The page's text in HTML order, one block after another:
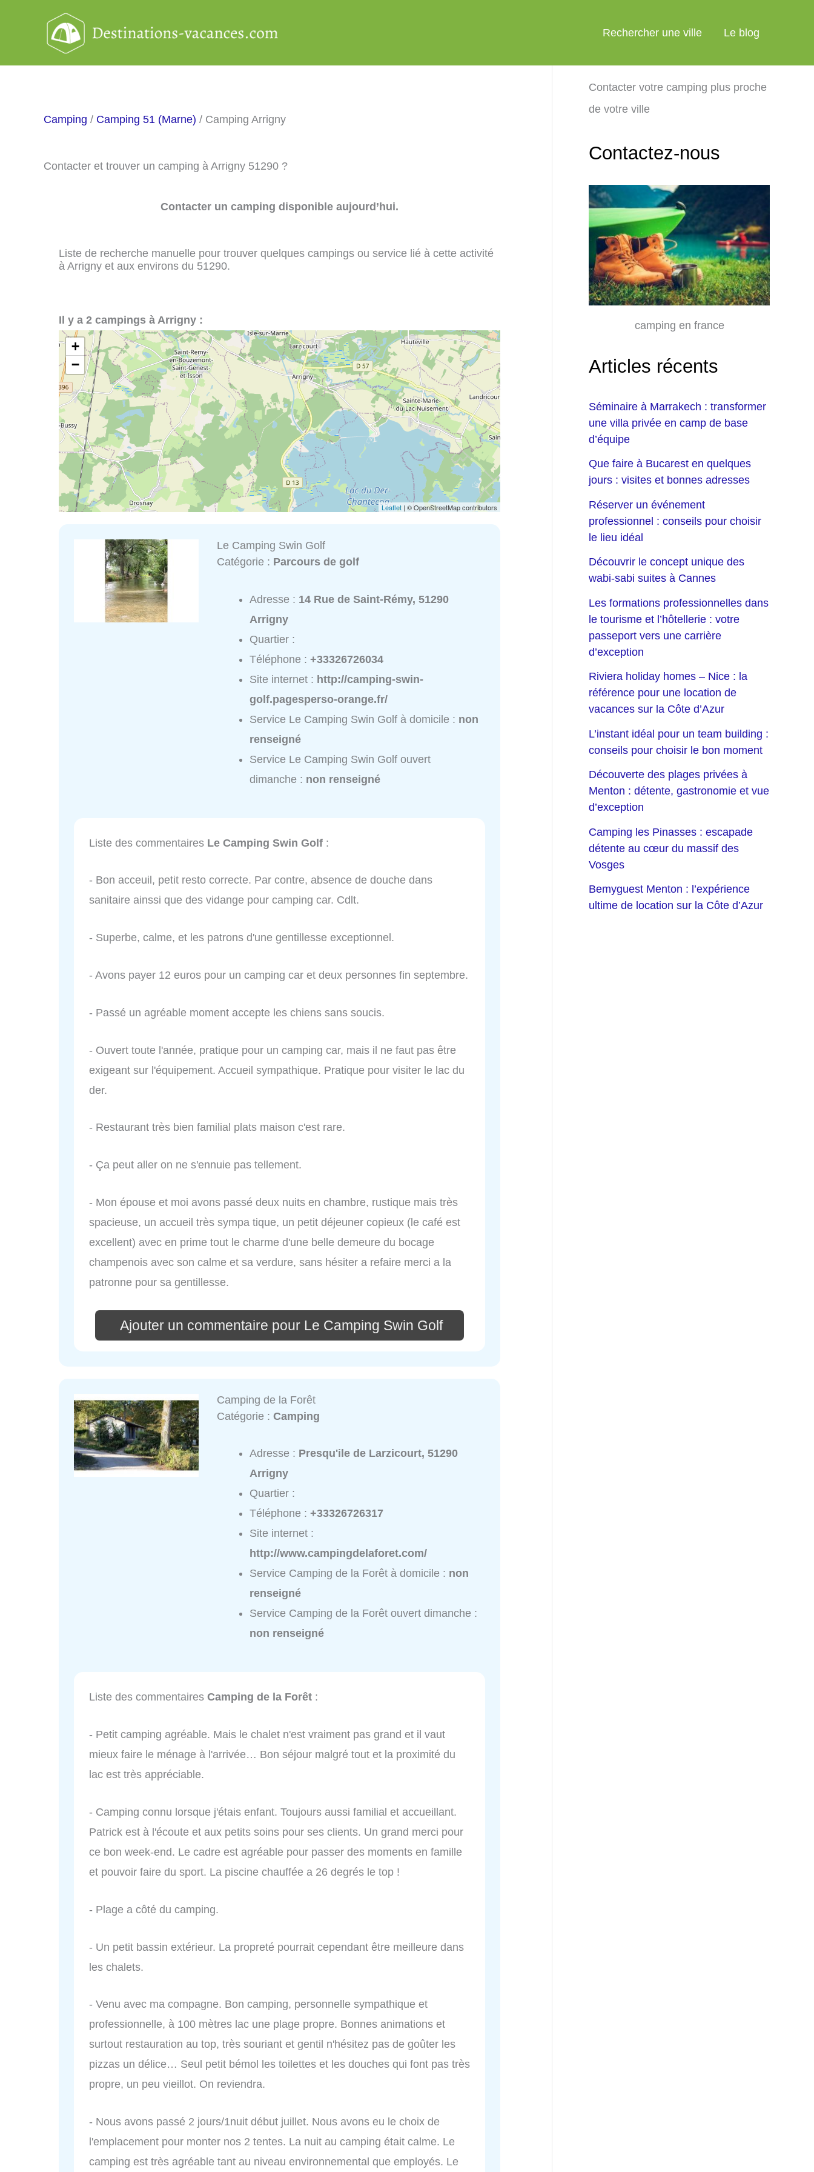
Rechercher une ville Le blog
Camping / Camping 51 (Marne) / Camping Arrigny
Contacter et trouver un camping à Arrigny 51290 ?
Contacter un camping disponible aujourd’hui.
Liste de recherche manuelle pour trouver quelques campings ou service lié à cette activité
à Arrigny et aux environs du 51290.
Il y a 2 campings à Arrigny :
+
−
Leaflet | © OpenStreetMap contributors
Le Camping Swin Golf
Catégorie : Parcours de golf
Adresse : 14 Rue de Saint-Rémy, 51290
Arrigny
Quartier :
Téléphone :+33326726034
Site internet : http://camping-swin-
golf.pagesperso-orange.fr/
Service Le Camping Swin Golf à domicile : non
renseigné
Service Le Camping Swin Golf ouvert
dimanche : non renseigné
Liste des commentaires Le Camping Swin Golf :
- Bon acceuil, petit resto correcte. Par contre, absence de douche dans
sanitaire ainssi que des vidange pour camping car. Cdlt.
- Superbe, calme, et les patrons d'une gentillesse exceptionnel.
- Avons payer 12 euros pour un camping car et deux personnes fin septembre.
- Passé un agréable moment accepte les chiens sans soucis.
- Ouvert toute l'année, pratique pour un camping car, mais il ne faut pas être
exigeant sur l'équipement. Accueil sympathique. Pratique pour visiter le lac du
der.
- Restaurant très bien familial plats maison c'est rare.
- Ça peut aller on ne s'ennuie pas tellement.
- Mon épouse et moi avons passé deux nuits en chambre, rustique mais très
spacieuse, un accueil très sympa tique, un petit déjeuner copieux (le café est
excellent) avec en prime tout le charme d'une belle demeure du bocage
champenois avec son calme et sa verdure, sans hésiter a refaire merci a la
patronne pour sa gentillesse.
Ajouter un commentaire pour Le Camping Swin Golf
Camping de la Forêt
Catégorie :Camping
Adresse : Presqu'ile de Larzicourt, 51290
Arrigny
Quartier :
Téléphone :+33326726317
Site internet :
http://www.campingdelaforet.com/
Service Camping de la Forêt à domicile : non
renseigné
Service Camping de la Forêt ouvert dimanche :
non renseigné
Liste des commentaires Camping de la Forêt :
- Petit camping agréable. Mais le chalet n'est vraiment pas grand et il vaut
mieux faire le ménage à l'arrivée… Bon séjour malgré tout et la proximité du
lac est très appréciable.
- Camping connu lorsque j'étais enfant. Toujours aussi familial et accueillant.
Patrick est à l'écoute et aux petits soins pour ses clients. Un grand merci pour
ce bon week-end. Le cadre est agréable pour passer des moments en famille
et pouvoir faire du sport. La piscine chauffée a 26 degrés le top !
- Plage a côté du camping.
- Un petit bassin extérieur. La propreté pourrait cependant être meilleure dans
les chalets.
- Venu avec ma compagne. Bon camping, personnelle sympathique et
professionnelle, à 100 mètres lac une plage propre. Bonnes animations et
surtout restauration au top, très souriant et gentil n'hésitez pas de goûter les
pizzas un délice… Seul petit bémol les toilettes et les douches qui font pas très
propre, un peu vieillot. On reviendra.
- Nous avons passé 2 jours/1nuit début juillet. Nous avons eu le choix de
l'emplacement pour monter nos 2 tentes. La nuit au camping était calme. Le
camping est très agréable tant au niveau environnemental que employés. Le
Contacter votre camping plus proche
de votre ville
Contactez-nous
camping en france
Articles récents
Séminaire à Marrakech : transformer
une villa privée en camp de base
d’équipe
Que faire à Bucarest en quelques
jours : visites et bonnes adresses
Réserver un événement
professionnel : conseils pour choisir
le lieu idéal
Découvrir le concept unique des
wabi-sabi suites à Cannes
Les formations professionnelles dans
le tourisme et l’hôtellerie : votre
passeport vers une carrière
d’exception
Riviera holiday homes – Nice : la
référence pour une location de
vacances sur la Côte d’Azur
L’instant idéal pour un team building :
conseils pour choisir le bon moment
Découverte des plages privées à
Menton : détente, gastronomie et vue
d’exception
Camping les Pinasses : escapade
détente au cœur du massif des
Vosges
Bemyguest Menton : l’expérience
ultime de location sur la Côte d’Azur